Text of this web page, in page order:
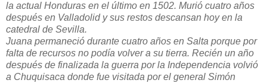
la actual Honduras en el último en 1502. Murió cuatro años
después en Valladolid y sus restos descansan hoy en la
catedral de Sevilla.
Juana permaneció durante cuatro años en Salta porque por
falta de recursos no podía volver a su tierra. Recién un año
después de finalizada la guerra por la Independencia volvió
a Chuquisaca donde fue visitada por el general Simón